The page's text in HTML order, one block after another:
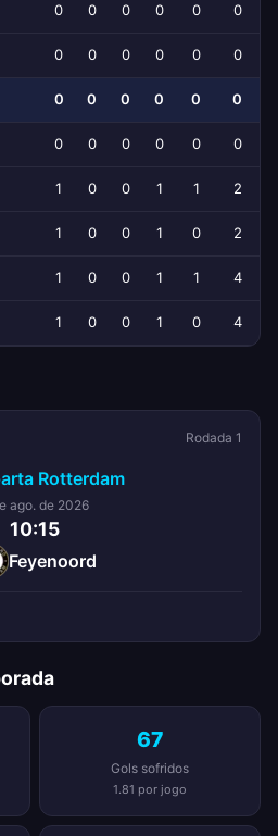
0 0 0 0 0 0
0 0 0 0 0 0
0 0 0 0 0 0
0 0 0 0 0 0
1 0 0 1 1 2
1 0 0 1 0 2
1 0 0 1 1 4
1 0 0 1 0 4
Rodada 1
Rotterdam
ago. de 2026
10:15
Feyenoord
67
Gols sofridos
1.81 por jogo